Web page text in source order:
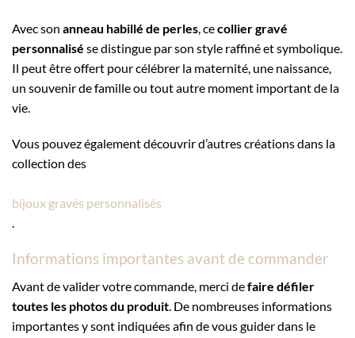
Avec son anneau habillé de perles , cecollier gravé
personnalisé se distingue par son style raffiné et symbolique.
Il peut être offert pour célébrer la maternité, une naissance,
un souvenir de famille ou tout autre moment important de la
vie.
Vous pouvez également découvrir d’autres créations dans la
collection des
bijoux gravés personnalisés
.
Informations importantes avant de commander
Avant de valider votre commande, merci defaire défiler
toutes les photos du produit. De nombreuses informations
importantes y sont indiquées afin de vous guider dans le